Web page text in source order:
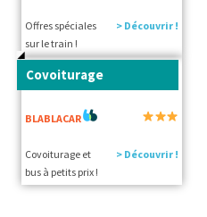
Offres spéciales
sur le train !
> Découvrir !
Covoiturage
BLABLACAR
Covoiturage et
bus à petits prix !
> Découvrir !